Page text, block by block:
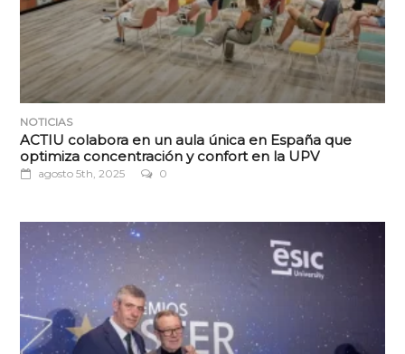
NOTICIAS
ACTIU colabora en un aula única en España que
optimiza concentración y confort en la UPV
agosto 5th, 2025 0